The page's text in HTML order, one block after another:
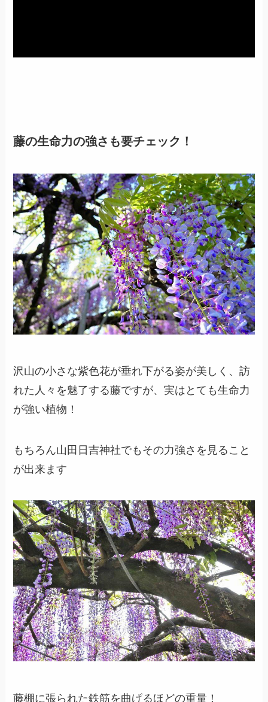
藤の生命力の強さも要チェック！
沢山の小さな紫色花が垂れ下がる姿が美しく、訪
れた人々を魅了する藤ですが、実はとても生命力
が強い植物！
もちろん山田日吉神社でもその力強さを見ること
が出来ます
藤棚に張られた鉄筋を曲げるほどの重量！